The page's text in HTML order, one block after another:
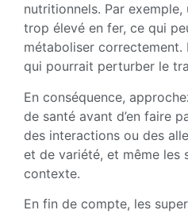
nutritionnels. Par
trop élevé en fer, ce qui
métaboliser correctement.
qui pourrait perturber le
En conséquence,
de santé avant d’en faire
des interactions ou des
et de variété, et même les
contexte.
En fin de compte, les